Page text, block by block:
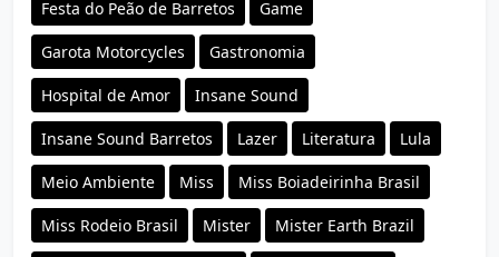
Festa do Peão de Barretos Game
Garota Motorcycles Gastronomia
Hospital de Amor Insane Sound
Insane Sound Barretos Lazer Literatura Lula
Meio Ambiente Miss Miss Boiadeirinha Brasil
Miss Rodeio Brasil Mister Mister Earth Brazil